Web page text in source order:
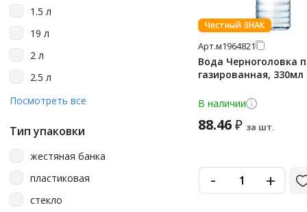
1.5 л
19 л
2 л
2.5 л
330
Посмотреть все
Тип упаковки
жестяная банка
пластиковая
стекло
Честный ЗНАК
Арт.м1964821
Вода Черноголовка
газированная, 330мл
В наличии
88.46₽ за шт.
- +